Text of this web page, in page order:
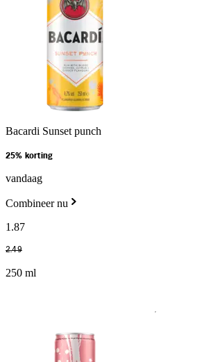
Bacardi Sunset punch
25% korting
vandaag
Combineer nu
1 .87
2.49
250 ml